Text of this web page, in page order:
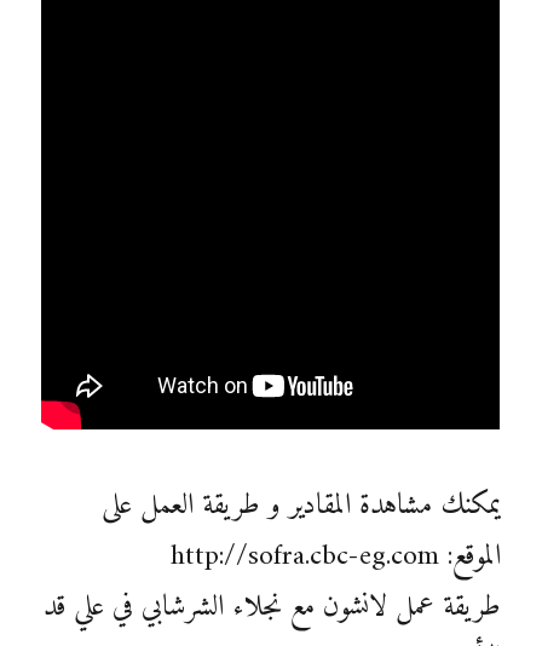
يمكنك مشاهدة المقادير و طريقة العمل على
الموقع: http://sofra.cbc-eg.com
طريقة عمل لانشون مع نجلاء الشرشابي في علي قد